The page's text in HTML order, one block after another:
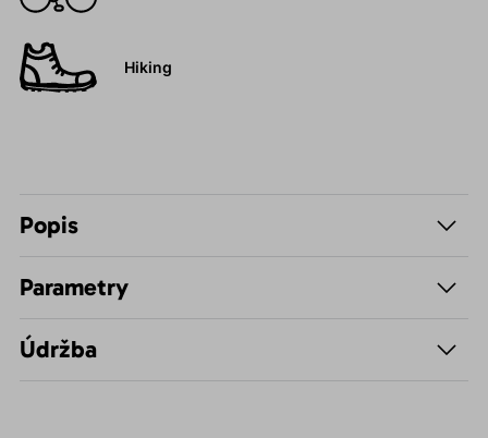
Hiking
Popis
Parametry
Údržba